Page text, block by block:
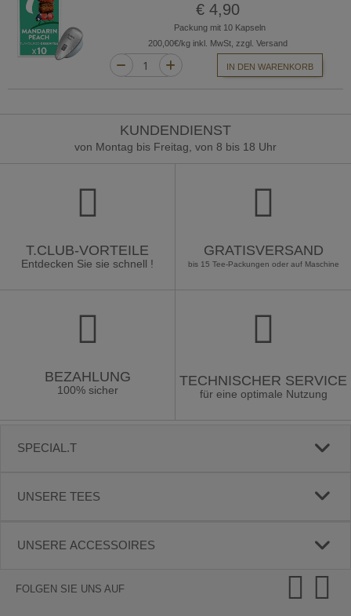
€ 4,90
Packung mit 10 Kapseln
200,00€/kg inkl. MwSt, zzgl. Versand
IN DEN WARENKORB
KUNDENDIENST
von Montag bis Freitag, von 8 bis 18 Uhr
T.CLUB-VORTEILE
Entdecken Sie sie schnell !
GRATISVERSAND
bis 15 Tee-Packungen oder auf Maschine
BEZAHLUNG
100% sicher
TECHNISCHER SERVICE
für eine optimale Nutzung
SPECIAL.T
UNSERE TEES
UNSERE ACCESSOIRES
FOLGEN SIE UNS AUF